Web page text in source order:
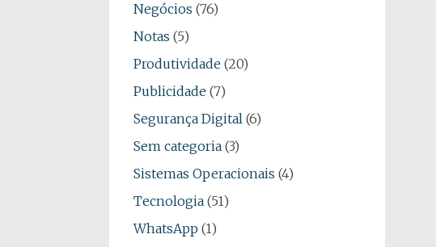
Negócios (76)
Notas (5)
Produtividade (20)
Publicidade (7)
Segurança Digital(6)
Sem categoria(3)
Sistemas Operacionais (4)
Tecnologia(51)
WhatsApp (1)